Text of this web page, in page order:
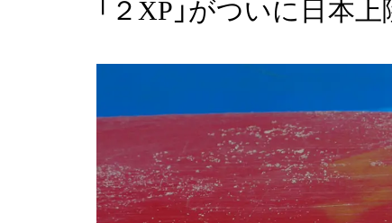
「２XP」がついに日本上